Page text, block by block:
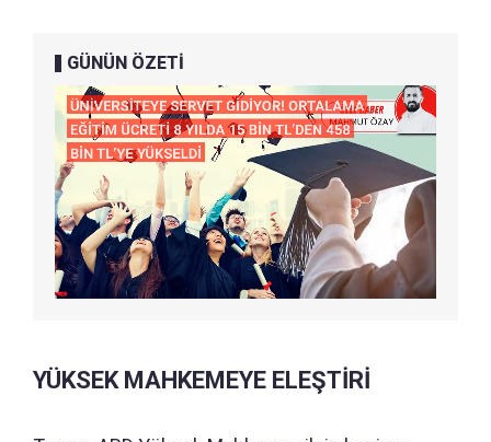
GÜNÜN ÖZETİ
YÜKSEK MAHKEMEYE ELEŞTİRİ